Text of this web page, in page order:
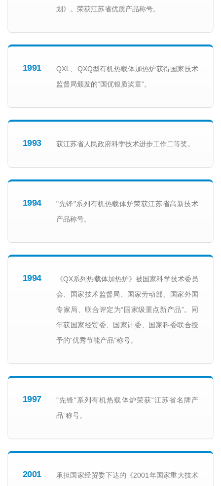
划》。荣获江苏省优质产品称号。
1991
QXL、QXQ型有机热载体加热炉获得国家技术
监督局颁发的“国优银质奖章”。
1993 获江苏省人民政府科学技术进步工作二等奖。
1994
"先锋"系列有机热载体炉荣获江苏省高新技术
产品称号。
1994
《QX系列热载体加热炉》被国家科学技术委员
会、国家技术监督局、国家劳动部、国家外国
专家局、联合评定为“国家级重点新产品”。同
年获国家经贸委、国家计委、国家科委联合授
予的“优秀节能产品”称号。
1997
"先锋"系列有机热载体炉荣获“江苏省名牌产
品”称号。
2001
承担国家经贸委下达的《2001年国家重大技术